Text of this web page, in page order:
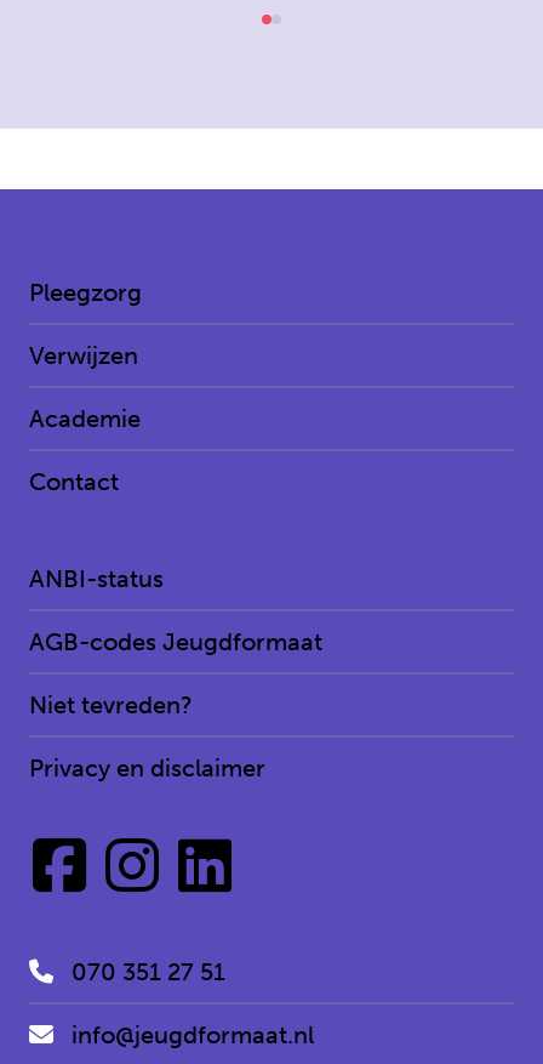
Pleegzorg
Verwijzen
Academie
Contact
ANBI-status
AGB-codes Jeugdformaat
Niet tevreden?
Privacy en disclaimer
070 351 27 51
info@jeugdformaat.nl